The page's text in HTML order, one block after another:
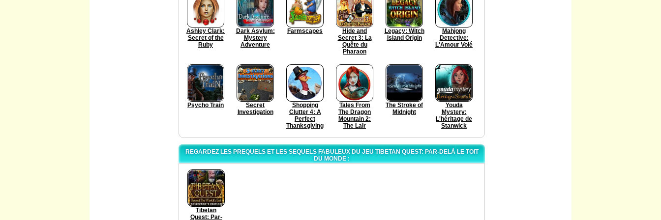
Ashley Clark:
Secret of the
Ruby
Dark Asylum:
Mystery
Adventure
Farmscapes
Hide and
Secret 3: La
Quête du
Pharaon
Legacy: Witch
Island Origin
Mahjong
Detective:
L'Amour Volé
Psycho Train
Secret
Investigation
Shopping
Clutter 4: A
Perfect
Thanksgiving
Tales From
The Dragon
Mountain 2:
The Lair
The Stroke of
Midnight
Youda
Mystery:
L'héritage de
Stanwick
REGARDEZ LES PREQUELS ET LES SEQUELS FABULEUX DU JEU TIBETAN QUEST: PAR-DELÀ LE TOIT
DU MONDE :
Tibetan
Quest: Par-